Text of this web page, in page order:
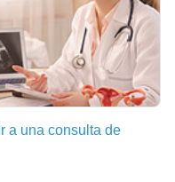
a una consulta de